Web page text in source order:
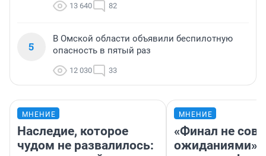
13 640 82
5
В Омской области объявили беспилотную
опасность в пятый раз
12 030 33
МНЕНИЕ
Наследие, которое
чудом не развалилось:
МНЕНИЕ
«Финал не
ожиданиями»: